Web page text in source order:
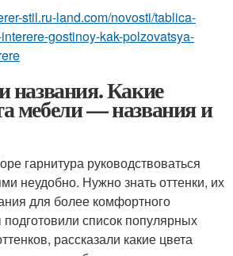
stil.ru-land.com/novosti/tablica-
gostinoy-kak-polzovatsya-
названия. Какие
мебели — названия и
гарнитура руководствоваться
неудобно. Нужно знать оттенки, их
для более комфортного
список популярных
рассказали какие цвета